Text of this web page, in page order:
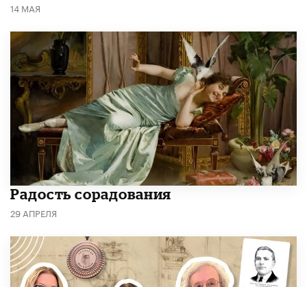
14 МАЯ
Радость сорадования
29 АПРЕЛЯ